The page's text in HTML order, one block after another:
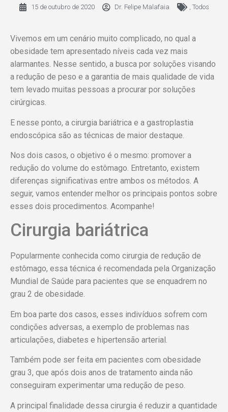
15 de outubro de 2020 Dr. Felipe Malafaia , Todos
Vivemos em um cenário muito complicado, no qual a
obesidade tem apresentado níveis cada vez mais
alarmantes. Nesse sentido, a busca por soluções visando
a redução de peso e a garantia de mais qualidade de vida
tem levado muitas pessoas a procurar por soluções
cirúrgicas.
E nesse ponto, a cirurgia bariátrica e a gastroplastia
endoscópica são as técnicas de maior destaque.
Nos dois casos, o objetivo é o mesmo: promover a
redução do volume do estômago. Entretanto, existem
diferenças significativas entre ambos os métodos. A
seguir, vamos entender melhor os principais pontos sobre
esses dois procedimentos. Acompanhe!
Cirurgia bariátrica
Popularmente conhecida como cirurgia de redução de
estômago, essa técnica é recomendada pela Organização
Mundial de Saúde para pacientes que se enquadrem no
grau 2 de obesidade.
Em boa parte dos casos, esses indivíduos sofrem com
condições adversas, a exemplo de problemas nas
articulações, diabetes e hipertensão arterial.
Também pode ser feita em pacientes com obesidade
grau 3, que após dois anos de tratamento ainda não
conseguiram experimentar uma redução de peso.
A principal finalidade dessa cirurgia é reduzir a quantidade